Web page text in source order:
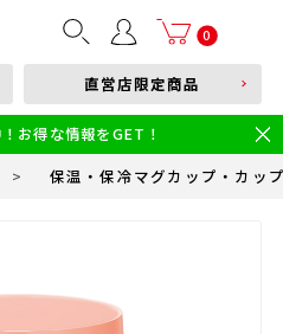
0
はこちら
力
幼児・園児向け水筒
小学生 中・高学年向け水筒
直営店限定商品
お得な情報をGET！
> 保温・保冷マグカップ・カッ